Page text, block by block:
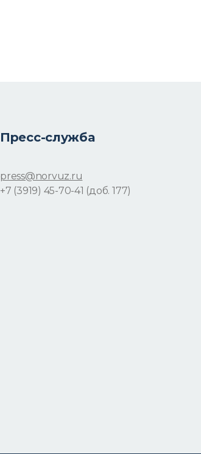
Пресс-служба
press@norvuz.ru
+7 (3919) 45-70-41 (доб. 177)